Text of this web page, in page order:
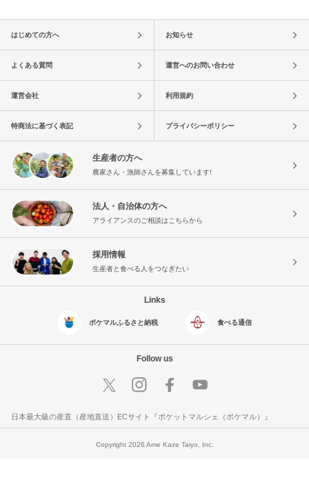
はじめての方へ お知らせ
よくある質問 運営へのお問い合わせ
運営会社 利用規約
特商法に基づく表記 プライバシーポリシー
生産者の方へ
農家さん・漁師さんを募集しています!
法人・自治体の方へ
アライアンスのご相談はこちらから
採用情報
生産者と食べる人をつなぎたい
Links
ポケマルふるさと納税 食べる通信
Follow us
日本最大級の産直（産地直送）ECサイト『ポケットマルシェ（ポケマル）』
Copyright 2026 Ame Kaze Taiyo, Inc.